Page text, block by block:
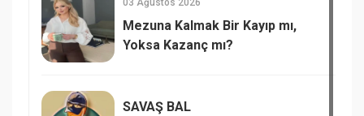
03 Ağustos 2026
Mezuna Kalmak Bir Kayıp mı,
Yoksa Kazanç mı?
SAVAŞ BAL